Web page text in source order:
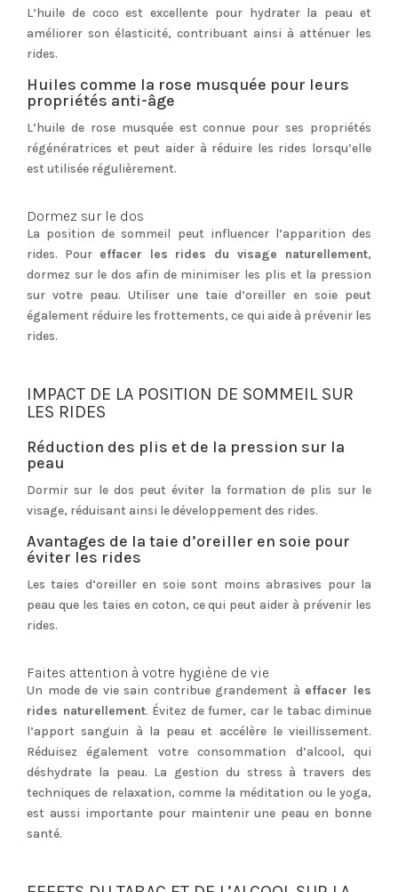
L’huile de coco est excellente pour hydrater la peau et
améliorer son élasticité, contribuant ainsi à atténuer les
rides.
Huiles comme la rose musquée pour leurs
propriétés anti-âge
L’huile de rose musquée est connue pour ses propriétés
régénératrices et peut aider à réduire les rides lorsqu’elle
est utilisée régulièrement.
Dormez sur le dos
La position de sommeil peut influencer l’apparition des
rides. Pour effacer les rides du visage naturellement,
dormez sur le dos afin de minimiser les plis et la pression
sur votre peau. Utiliser une taie d’oreiller en soie peut
également réduire les frottements, ce qui aide à prévenir les
rides.
IMPACT DE LA POSITION DE SOMMEIL SUR
LES RIDES
Réduction des plis et de la pression sur la
peau
Dormir sur le dos peut éviter la formation de plis sur le
visage, réduisant ainsi le développement des rides.
Avantages de la taie d’oreiller en soie pour
éviter les rides
Les taies d’oreiller en soie sont moins abrasives pour la
peau que les taies en coton, ce qui peut aider à prévenir les
rides.
Faites attention à votre hygiène de vie
Un mode de vie sain contribue grandement à effacer les
rides naturellement. Évitez de fumer, car le tabac diminue
l’apport sanguin à la peau et accélère le vieillissement.
Réduisez également votre consommation d’alcool, qui
déshydrate la peau. La gestion du stress à travers des
techniques de relaxation, comme la méditation ou le yoga,
est aussi importante pour maintenir une peau en bonne
santé.